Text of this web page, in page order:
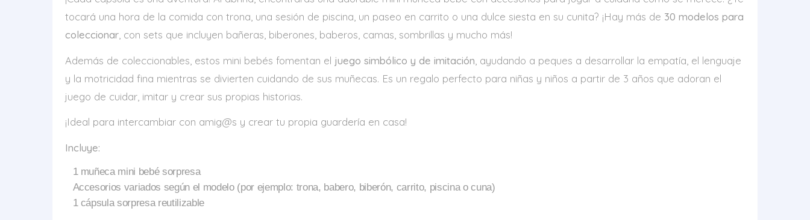
tocará una hora de la comida con trona, una sesión de piscina, un paseo en carrito o una dulce siesta en su cunita? ¡Hay más de 30 modelos para
coleccionar , con sets que incluyen bañeras, biberones, baberos, camas, sombrillas y mucho más!
Además de coleccionables, estos mini bebés fomentan el juego simbólico y de imitación , ayudando a peques a desarrollar la empatía, el lenguaje
y la motricidad fina mientras se divierten cuidando de sus muñecas. Es un regalo perfecto para niñas y niños a partir de 3 años que adoran el
juego de cuidar, imitar y crear sus propias historias.
¡Ideal para intercambiar con amig@s y crear tu propia guardería en casa!
Incluye:
1 muñeca mini bebé sorpresa
Accesorios variados según el modelo (por ejemplo: trona, babero, biberón, carrito, piscina o cuna)
1 cápsula sorpresa reutilizable